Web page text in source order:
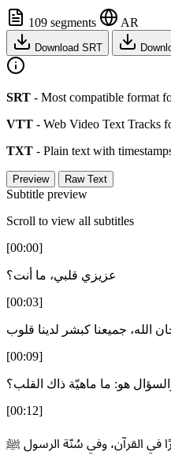
109 segments AR
Download SRT
SRT - Most compatible format
VTT - Web Video Text Tracks
TXT - Plain text with
Preview Raw Text
Subtitle preview
Scroll to view all subtitles
[00:00]
عزيزي قلبي، ما أنت؟
[00:03]
[00:09]
هو: ما ماهيّة ذاك القلب؟
[00:12]